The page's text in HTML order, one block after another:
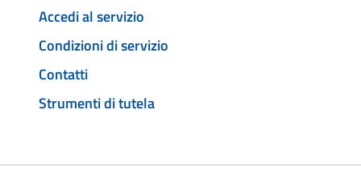
Accedi al servizio
Condizioni di servizio
Contatti
Strumenti di tutela